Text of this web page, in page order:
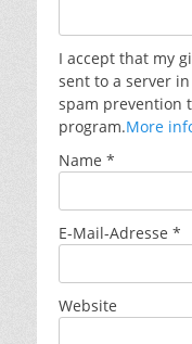
I accept that my
sent to a server
spam prevention
program.More
Name *
E-Mail-Adresse *
Website